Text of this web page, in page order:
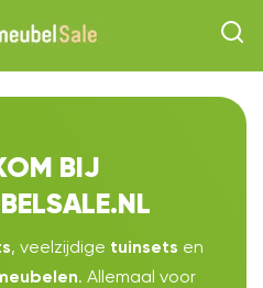
BIJ
, veelzijdige tuinsets en
. Allemaal voor